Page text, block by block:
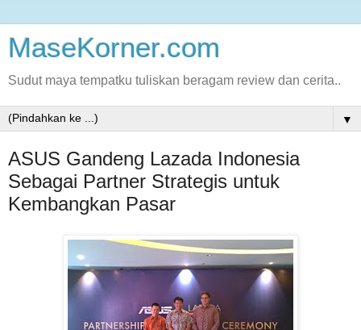
MaseKorner.com
Sudut maya tempatku tuliskan beragam review dan cerita..
▼
ASUS Gandeng Lazada Indonesia
Sebagai Partner Strategis untuk
Kembangkan Pasar